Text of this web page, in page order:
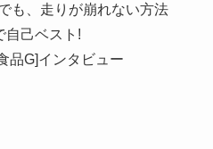
も、走りが崩れない方法
自己ベスト!
品G]インタビュー